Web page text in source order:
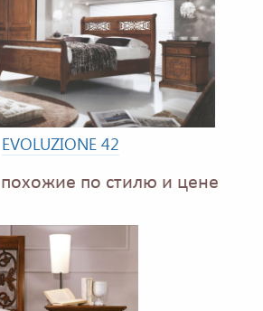
EVOLUZIONE 42
по стилю и цене